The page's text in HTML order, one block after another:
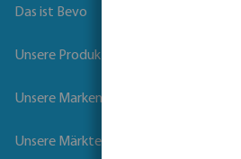
Das ist Bevo
Unsere Produkte
Unsere Marken
Unsere Märkte